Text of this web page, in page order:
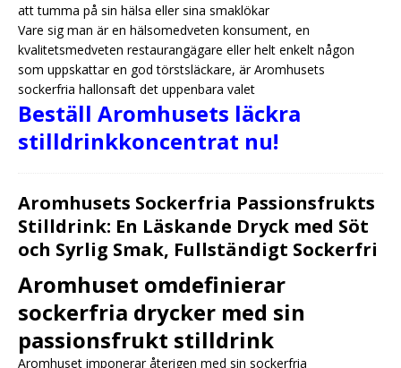
att tumma på sin hälsa eller sina smaklökar
Vare sig man är en hälsomedveten konsument, en
kvalitetsmedveten restaurangägare eller helt enkelt någon
som uppskattar en god törstsläckare, är Aromhusets
sockerfria hallonsaft det uppenbara valet
Beställ Aromhusets läckra
stilldrinkkoncentrat nu!
Aromhusets Sockerfria Passionsfrukts
Stilldrink: En Läskande Dryck med Söt
och Syrlig Smak, Fullständigt Sockerfri
Aromhuset omdefinierar
sockerfria drycker med sin
passionsfrukt stilldrink
Aromhuset imponerar återigen med sin sockerfria